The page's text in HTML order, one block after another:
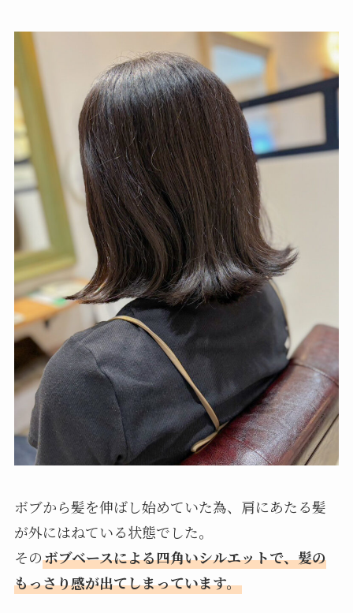
ボブから髪を伸ばし始めていた為、肩にあたる髪
が外にはねている状態でした。
そのボブベースによる四角いシルエットで、髪の
もっさり感が出てしまっています。